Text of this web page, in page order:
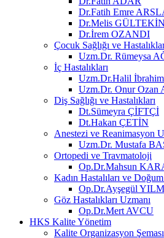
Dr.Fatih Emre
Dr.Melis GÜLTEKİN
Dr.İrem OZANDI
Çocuk Sağlığı ve
Uzm.Dr. Rümeysa
İç Hastalıkları
Uzm.Dr.Halil
Uzm.Dr. Onur Ozan
Diş Sağlığı ve Hastalıkları
Dt.Sümeyra ÇİFTÇİ
Dt.Hakan ÇETİN
Anestezi ve Reanimasyon
Uzm.Dr. Mustafa
Ortopedi ve Travmatoloji
Op.Dr.Mahsun
Kadın Hastalıları ve
Op.Dr.Ayşegül
Göz Hastalıkları Uzmanı
Op.Dr.Mert AVCU
HKS Kalite Yönetim
Kalite Organizasyon Şeması